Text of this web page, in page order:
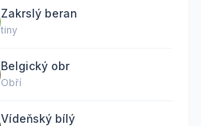
Zakrslý beran
tiny
Belgický obr
Obří
Vídeňský bílý